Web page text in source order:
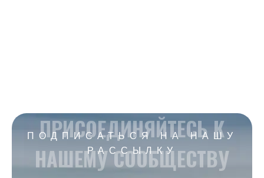
ПОДПИСАТЬСЯ НА НАШУ
РАССЫЛКУ
ПРИСОЕДИНЯЙТЕСЬ К
НАШЕМУ СООБЩЕСТВУ